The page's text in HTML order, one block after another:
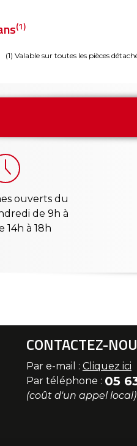
(1)
(1) Valable sur toutes les pièces
ouverts du
de 9h à
14h à 18h
CONTACTEZ-
Par e-mail : Cliquez ici
Par téléphone : 05
(coût d'un appel local)